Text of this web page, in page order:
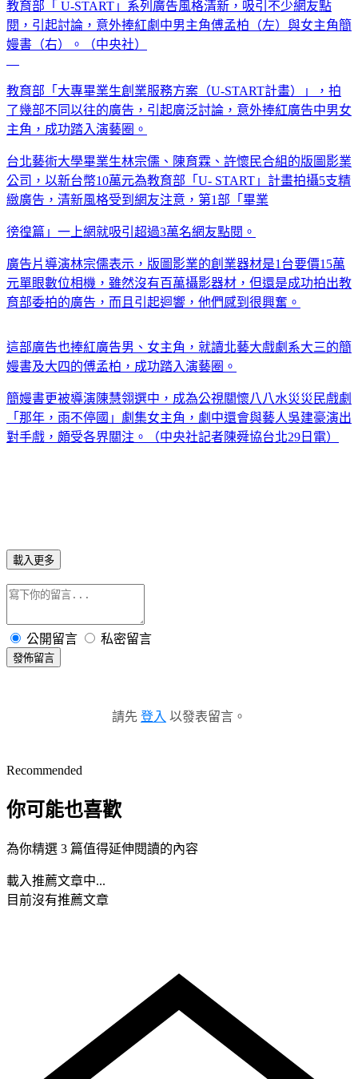
教育部「 U-START」系列廣告風格清新，吸引不少網友點
閱，引起討論，意外捧紅劇中男主角傅孟柏（左）與女主角簡
嫚書（右）。（中央社）
教育部「大專畢業生創業服務方案（U-START計畫）」，拍
了幾部不同以往的廣告，引起廣泛討論，意外捧紅廣告中男女
主角，成功踏入演藝圈。
台北藝術大學畢業生林宗儒、陳育霖、許懷民合組的版圖影業
公司，以新台幣10萬元為教育部「U- START」計畫拍攝5支精
緻廣告，清新風格受到網友注意，第1部「畢業
徬徨篇」一上網就吸引超過3萬名網友點閱。
廣告片導演林宗儒表示，版圖影業的創業器材是1台要價15萬
元單眼數位相機，雖然沒有百萬攝影器材，但還是成功拍出教
育部委拍的廣告，而且引起迴響，他們感到很興奮。
這部廣告也捧紅廣告男、女主角，就讀北藝大戲劇系大三的簡
嫚書及大四的傅孟柏，成功踏入演藝圈。
簡嫚書更被導演陳慧翎選中，成為公視關懷八八水災災民戲劇
「那年，雨不停國」劇集女主角，劇中還會與藝人吳建豪演出
對手戲，頗受各界關注。（中央社記者陳舜協台北29日電）
載入更多
公開留言 私密留言
發佈留言
請先 登入 以發表留言。
Recommended
你可能也喜歡
為你精選 3 篇值得延伸閱讀的內容
載入推薦文章中...
目前沒有推薦文章